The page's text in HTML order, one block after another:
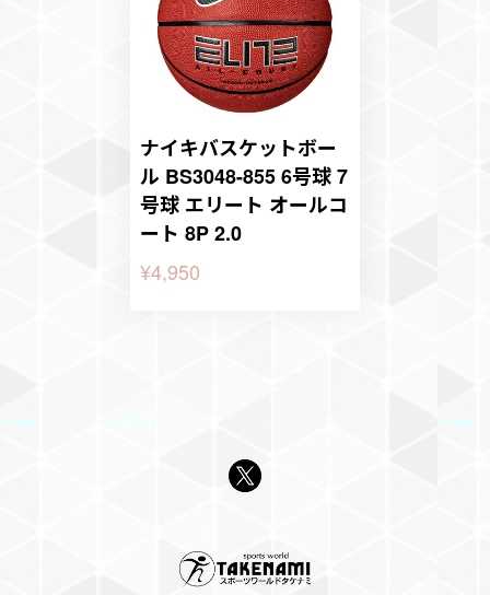
ナイキバスケットボー
ル BS3048-855 6号球 7
号球 エリート オールコ
ート 8P 2.0
¥4,950